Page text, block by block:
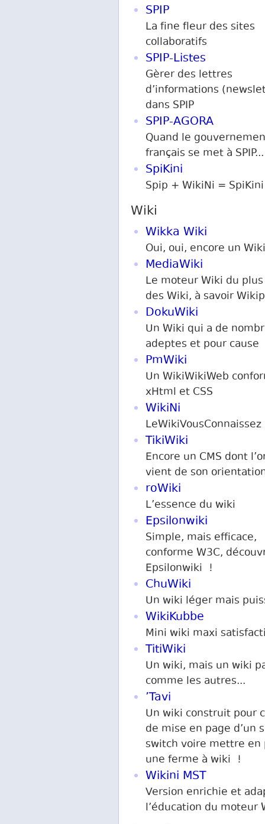
SPIP
La fine fleur des sites
collaboratifs
SPIP-Listes
Gèrer des lettres
d’informations
dans SPIP
SPIP-AGORA
Quand le
français se met à SPIP...
SpiKini
Spip + WikiNi = SpiKini
Wiki
Wikka Wiki
Oui, oui, encore un
MediaWiki
Le moteur Wiki du
des Wiki, à savoir
DokuWiki
Un Wiki qui a de
adeptes et pour
PmWiki
Un WikiWikiWeb
xHtml et CSS
WikiNi
TikiWiki
Encore un CMS dont
vient de son
roWiki
L’essence du wiki
Epsilonwiki
Simple, mais efficace,
conforme W3C,
Epsilonwiki !
ChuWiki
Un wiki léger mais
WikiKubbe
Mini wiki maxi
TitiWiki
Un wiki, mais un wiki
comme les autres...
’Tavi
Un wiki construit pour
de mise en page d’un
switch voire mettre en
une ferme à wiki !
Wikini MST
Version enrichie et
l’éducation du moteur